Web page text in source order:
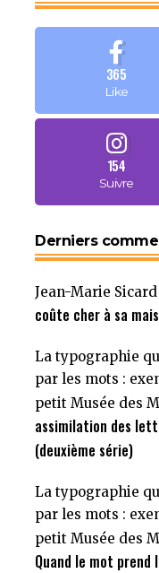
365
Like
154
Suivre
Derniers
Jean-Marie Sicard
coûte cher à sa
La typographie
par les mots :
petit Musée des
assimilation des
(deuxième série)
La typographie
par les mots :
petit Musée des
Quand le mot